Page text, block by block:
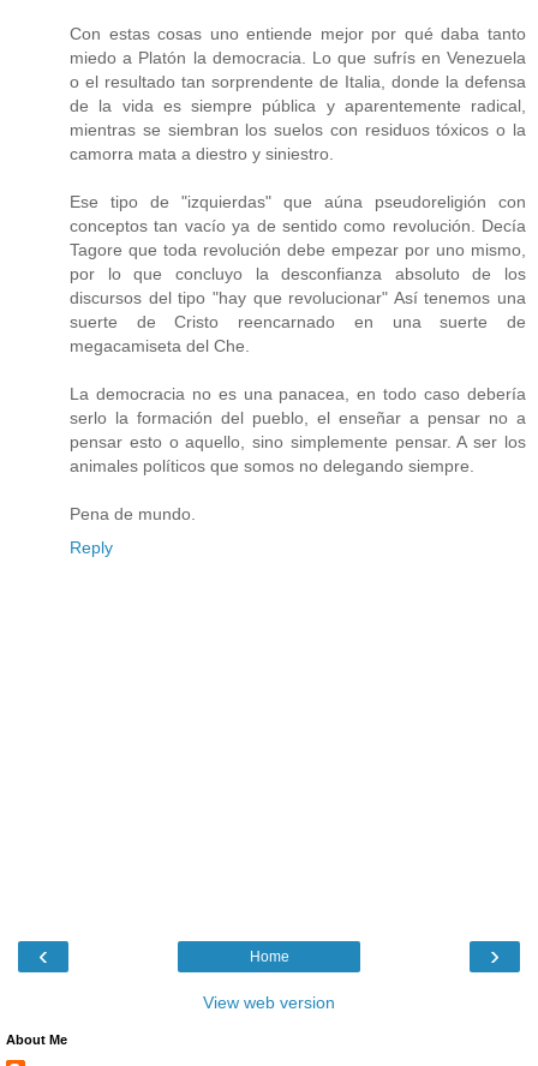
Con estas cosas uno entiende mejor por qué daba tanto
miedo a Platón la democracia. Lo que sufrís en Venezuela
o el resultado tan sorprendente de Italia, donde la defensa
de la vida es siempre pública y aparentemente radical,
mientras se siembran los suelos con residuos tóxicos o la
camorra mata a diestro y siniestro.
Ese tipo de "izquierdas" que aúna pseudoreligión con
conceptos tan vacío ya de sentido como revolución. Decía
Tagore que toda revolución debe empezar por uno mismo,
por lo que concluyo la desconfianza absoluto de los
discursos del tipo "hay que revolucionar" Así tenemos una
suerte de Cristo reencarnado en una suerte de
megacamiseta del Che.
La democracia no es una panacea, en todo caso debería
serlo la formación del pueblo, el enseñar a pensar no a
pensar esto o aquello, sino simplemente pensar. A ser los
animales políticos que somos no delegando siempre.
Pena de mundo.
Reply
‹ ›
Home
View web version
About Me